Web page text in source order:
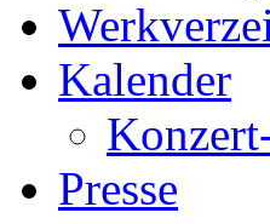
Kalender
Presse